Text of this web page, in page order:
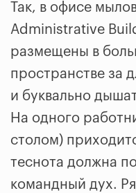
Так, в офисе
Administrative
размещены в
пространстве за
и буквально
На одного
столом)
теснота должна
командный дух.